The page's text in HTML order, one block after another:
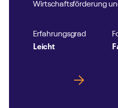
Wirtschaftsförderung
Erfahrungsgrad
Leicht